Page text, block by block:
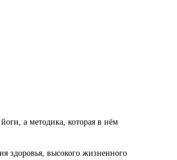
а методика, которая в нём
здоровья, высокого жизненного